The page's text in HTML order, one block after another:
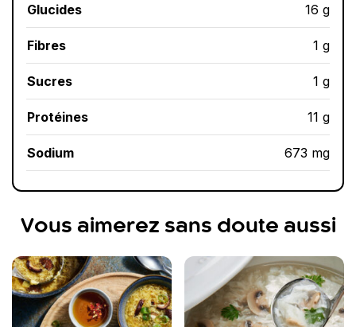
Glucides 16 g
Fibres 1 g
Sucres 1 g
Protéines 11 g
Sodium 673 mg
Vous aimerez sans doute aussi